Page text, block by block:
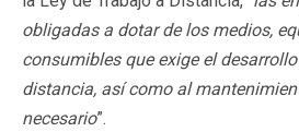
obligadas a dotar de los medios,
consumibles que exige el
distancia, así como al
necesario”.